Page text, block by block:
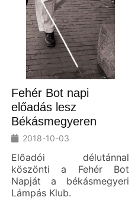
Fehér Bot napi
előadás lesz
Békásmegyeren
2018-10-03
Előadói délutánnal
köszönti a Fehér Bot
Napját a békásmegyeri
Lámpás Klub.